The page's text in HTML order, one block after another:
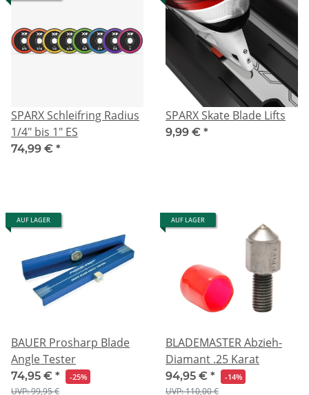
SPARX Schleifring Radius
1/4" bis 1" ES
74,99 € *
SPARX Skate Blade Lifts
9,99 € *
AUF LAGER
BAUER Prosharp Blade
Angle Tester
74,95 € * -25%
UVP: 99,95 €
AUF LAGER
BLADEMASTER Abzieh-
Diamant .25 Karat
94,95 € * -14%
UVP: 110,00 €